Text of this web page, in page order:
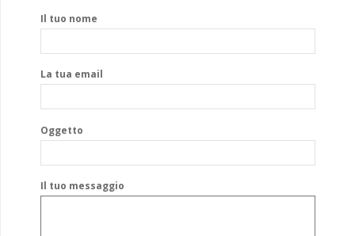
Il tuo nome
La tua email
Oggetto
Il tuo messaggio